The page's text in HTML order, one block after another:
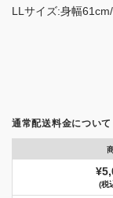
LLサイズ:身幅
通常配送料金について
(税